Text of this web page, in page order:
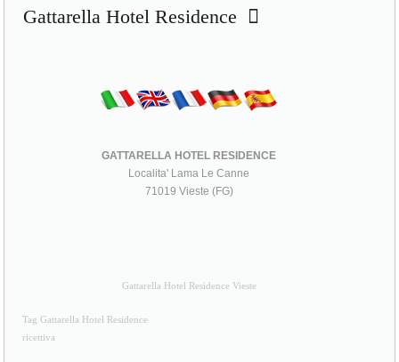
Gattarella Hotel Residence
GATTARELLA HOTEL RESIDENCE
Localita' Lama Le Canne
71019 Vieste (FG)
Gattarella Hotel Residence Vieste
Tag Gattarella Hotel Residence
ricettiva